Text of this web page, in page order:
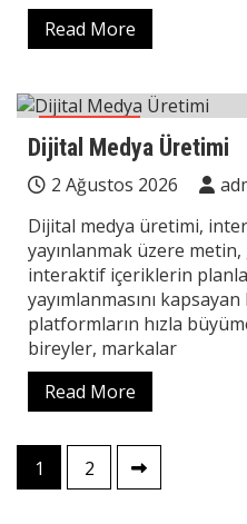
Read More
Teknoloji
Dijital Medya Üretimi
2 Ağustos 2026
Dijital medya üretimi,
yayınlanmak üzere
interaktif içeriklerin
yayımlanmasını
platformların hızla
bireyler, markalar
Read More
Yazı
sayfalaması
1 2